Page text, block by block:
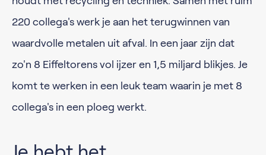
220 collega's werk je aan het terugwinnen van
waardvolle metalen uit afval. In een jaar zijn dat
zo'n 8 Eiffeltorens vol ijzer en 1,5 miljard blikjes. Je
komt te werken in een leuk team waarin je met 8
collega's in een ploeg werkt.